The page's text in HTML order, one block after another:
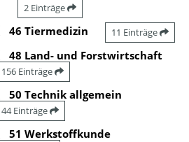
2 Einträge
46 Tiermedizin 11 Einträge
48 Land- und Forstwirtschaft
156 Einträge
50 Technik allgemein
44 Einträge
51 Werkstoffkunde